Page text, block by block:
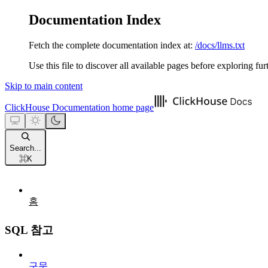
Documentation Index
Fetch the complete documentation index at: /docs/llms.txt
Use this file to discover all available pages before exploring
Skip to main content
ClickHouse Documentation home page
Search...
⌘K
홈
SQL 참고
구문